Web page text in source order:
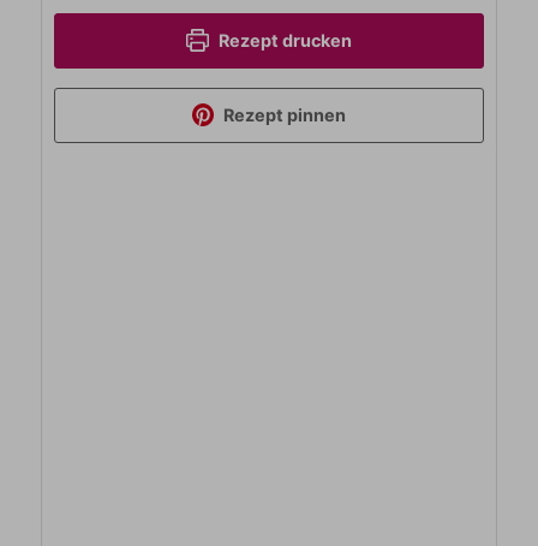
Rezept drucken
Rezept pinnen